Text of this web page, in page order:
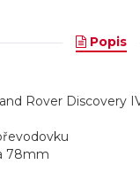
Popis
Rover Discovery
78mm